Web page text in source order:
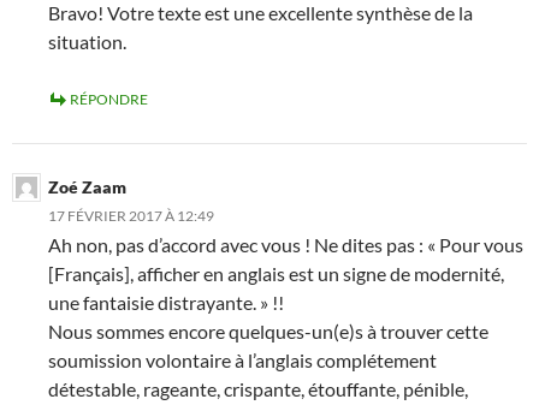
Bravo! Votre texte est une excellente synthèse de la
situation.
RÉPONDRE
Zoé Zaam
17 FÉVRIER 2017 À 12:49
Ah non, pas d’accord avec vous ! Ne dites pas : « Pour vous
[Français], afficher en anglais est un signe de modernité,
une fantaisie distrayante. » !!
Nous sommes encore quelques-un(e)s à trouver cette
soumission volontaire à l’anglais complétement
détestable, rageante, crispante, étouffante, pénible,